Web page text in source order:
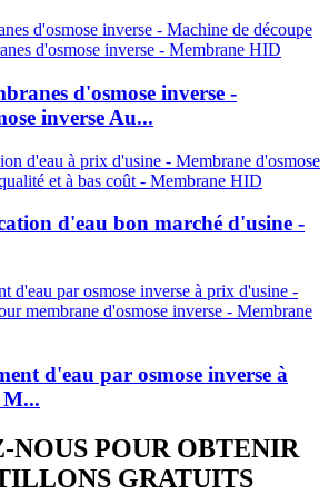
d'osmose inverse -
inverse Au...
d'eau bon marché d'usine -
d'eau par osmose inverse à
NOUS POUR OBTENIR
GRATUITS